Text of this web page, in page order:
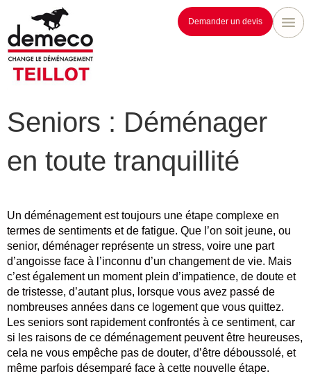
Demander un devis
Seniors : Déménager
en toute tranquillité
Un déménagement est toujours une étape complexe en
termes de sentiments et de fatigue. Que l’on soit jeune, ou
senior, déménager représente un stress, voire une part
d’angoisse face à l’inconnu d’un changement de vie. Mais
c’est également un moment plein d’impatience, de doute et
de tristesse, d’autant plus, lorsque vous avez passé de
nombreuses années dans ce logement que vous quittez.
Les seniors sont rapidement confrontés à ce sentiment, car
si les raisons de ce déménagement peuvent être heureuses,
cela ne vous empêche pas de douter, d’être déboussolé, et
même parfois désemparé face à cette nouvelle étape.